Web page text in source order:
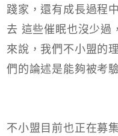
踐家，還有成長過程
去 這些催眠也沒少過
來說，我們不小盟的
們的論述是能夠被考
不小盟目前也正在募